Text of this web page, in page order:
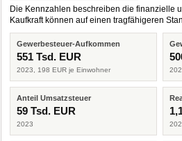
Die Kennzahlen beschreiben die finanzielle
Kaufkraft können auf einen tragfähigeren
Gewerbesteuer-Aufkommen
551 Tsd. EUR
2023, 198 EUR je Einwohner
Anteil Umsatzsteuer
59 Tsd. EUR
2023